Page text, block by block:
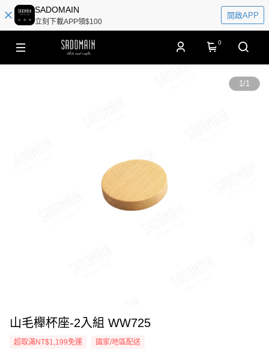
SADOMAIN
立刻下載APP領$100
開啟APP
0
1/1
山毛櫸杯座-2入組 WW725
超取滿NT$1,199免運 國家/地區配送